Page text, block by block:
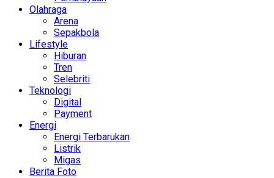
Olahraga
Arena
Sepakbola
Lifestyle
Hiburan
Tren
Selebriti
Teknologi
Digital
Payment
Energi
Energi Terbarukan
Listrik
Migas
Berita Foto